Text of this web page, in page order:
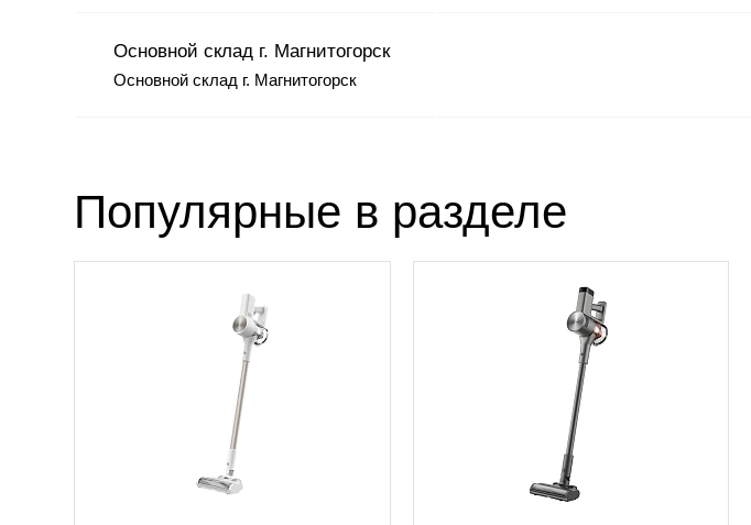
Основной склад г. Магнитогорск
Основной склад г. Магнитогорск
Популярные в разделе